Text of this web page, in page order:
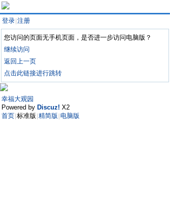
登录 注册
您访问的页面无手机页面，是否进一步访问电脑版？
继续访问
返回上一页
点击此链接进行跳转
幸福大观园
Powered by Discuz! X2
首页 标准版 精简版 电脑版